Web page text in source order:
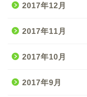
2017年12月
2017年11月
2017年10月
2017年9月